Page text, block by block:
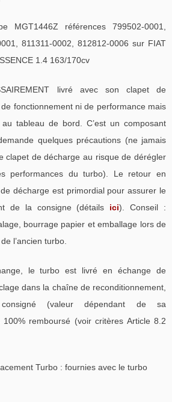
MGT1446Z références 799502-0001,
811311-0002, 812812-0006 sur FIAT
1.4 163/170cv
livré avec son clapet de
fonctionnement ni de performance mais
tableau de bord. C’est un composant
quelques précautions (ne jamais
clapet de décharge au risque de dérégler
performances du turbo). Le retour en
décharge est primordial pour assurer le
de la consigne (détails ici). Conseil :
bourrage papier et emballage lors de
l’ancien turbo.
le turbo est livré en échange de
dans la chaîne de reconditionnement,
(valeur dépendant de sa
100% remboursé (voir critères Article 8.2
Turbo : fournies avec le turbo